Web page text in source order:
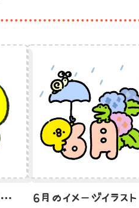
読書をして納得するひよこのイラスト 6月のイメージイラスト